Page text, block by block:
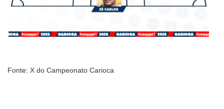
Fonte: X do Campeonato Carioca